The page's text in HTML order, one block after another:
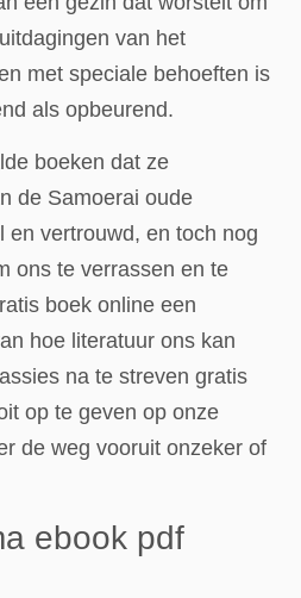
van het
met speciale behoeften is
als opbeurend.
boeken dat ze
de Samoerai oude
en vertrouwd, en toch nog
ons te verrassen en te
boek online een
hoe literatuur ons kan
na te streven gratis
op te geven op onze
de weg vooruit onzeker of
ebook pdf